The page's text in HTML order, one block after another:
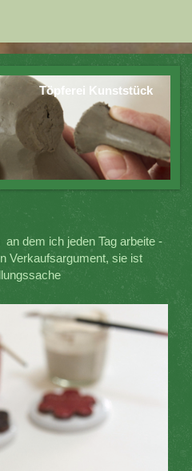
Töpferei Kunststück
dem ich jeden Tag arbeite -
Verkaufsargument, sie ist